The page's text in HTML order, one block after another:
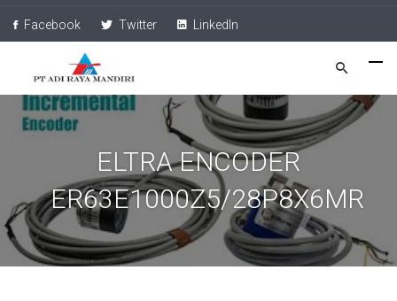
Facebook Twitter LinkedIn
ELTRA ENCODER
ER63E1000Z5/28P8X6MR